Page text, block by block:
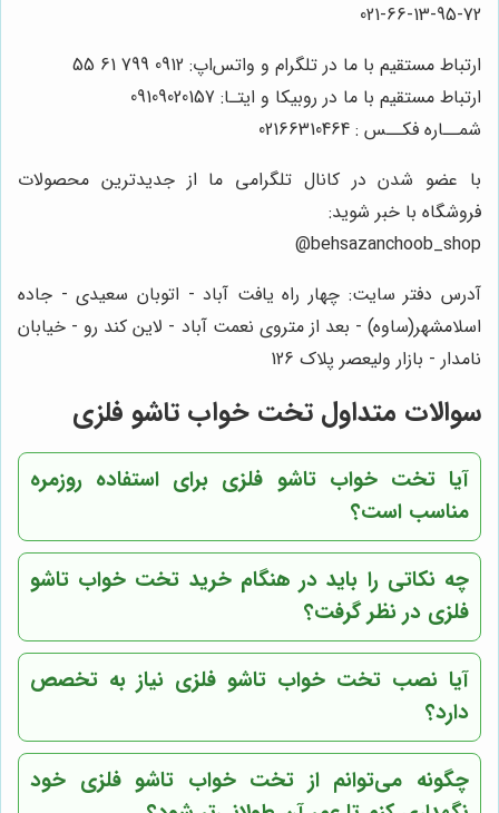
021-66-13-95-72
ارتباط مستقیم با ما در تلگرام و واتس‌اپ: 0912 799 61 55
ارتباط مستقیم با ما در روبیکا و ایتـا: 09109020157
شمــاره فکــس : 02166310464
با عضو شدن در کانال تلگرامی ما از جدیدترین محصولات
فروشگاه با خبر شوید:
behsazanchoob_shop@
آدرس دفتر سایت: چهار راه یافت آباد - اتوبان سعیدی - جاده
اسلامشهر(ساوه) - بعد از متروی نعمت آباد - لاین کند رو - خیابان
نامدار - بازار ولیعصر پلاک 126
سوالات متداول تخت خواب تاشو فلزی
آیا تخت خواب تاشو فلزی برای استفاده روزمره
مناسب است؟
چه نکاتی را باید در هنگام خرید تخت خواب تاشو
فلزی در نظر گرفت؟
آیا نصب تخت خواب تاشو فلزی نیاز به تخصص
دارد؟
چگونه می‌توانم از تخت خواب تاشو فلزی خود